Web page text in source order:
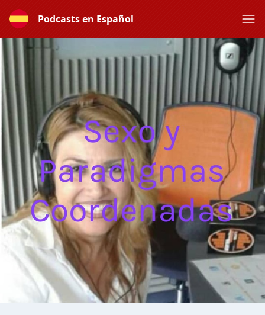
Podcasts en Español